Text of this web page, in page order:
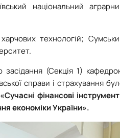
національний
технологій;
засідання (Секція 1)
справи і страхування
«Сучасні фінансові
економіки України».